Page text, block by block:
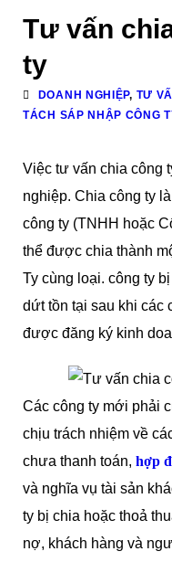
Tư vấn
ty
DOANH NGHIỆP, TƯ
TÁCH SÁP NHẬP CÔNG
Việc tư vấn chia công
nghiệp. Chia công ty
công ty (TNHH hoặc
thể được chia thành
Ty cùng loại. công ty
dứt tồn tại sau khi các
được đăng ký kinh
Các công ty mới phải
chịu trách nhiệm về
chưa thanh toán, hợp
và nghĩa vụ tài sản
ty bị chia hoặc thoả
nợ, khách hàng và